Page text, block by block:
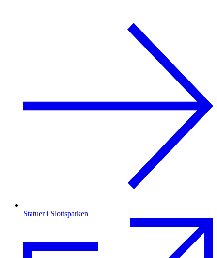
Statuer i Slottsparken